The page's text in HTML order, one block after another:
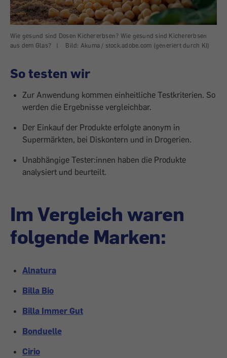
Wie gesund sind Dosen Kichererbsen? Wie gesund sind Kichererbsen
aus dem Glas?
| Bild: Akuma / stock.adobe.com (generiert durch KI)
So testen wir
Zur Anwendung kommen einheitliche Testkriterien. So
werden die Ergebnisse vergleichbar.
Der Einkauf der Produkte erfolgte anonym in
Supermärkten, bei Diskontern und in Drogerien.
Unabhängige Tester:innen haben die Produkte
analysiert und beurteilt.
Im Vergleich waren
folgende Marken:
Alnatura
Billa Bio
Billa Immer Gut
Bonduelle
Cirio